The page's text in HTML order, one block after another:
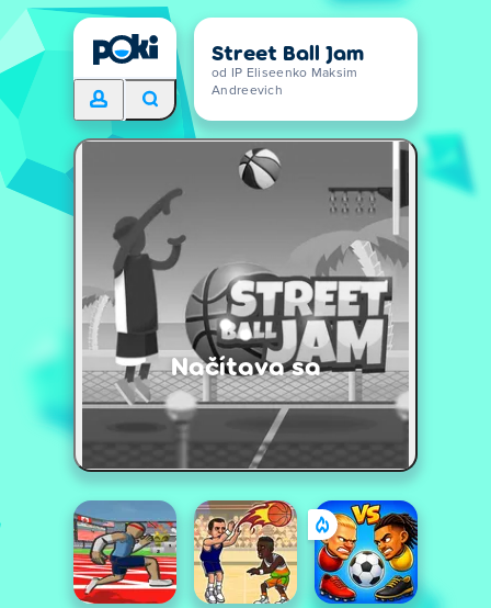
Street Ball Jam
od IP Eliseenko Maksim
Andreevich
Načítava sa